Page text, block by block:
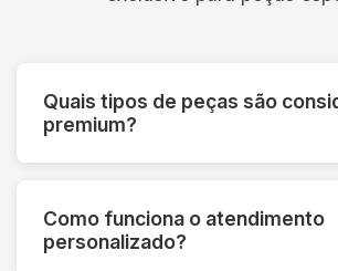
Quais tipos de peças são
premium?
vintage, uniformes especiais e
alto valor monetário ou sentimental.
Como funciona o atendimento
personalizado?